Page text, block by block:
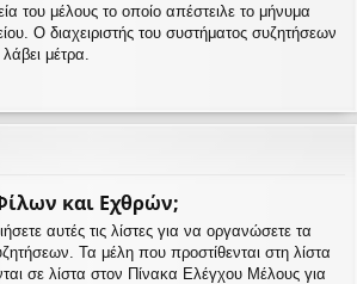
του μέλους το οποίο απέστειλε το μήνυμα
Ο διαχειριστής του συστήματος συζητήσεων
μέτρα.
και Εχθρών;
αυτές τις λίστες για να οργανώσετε τα
Τα μέλη που προστίθενται στη λίστα
σε λίστα στον Πίνακα Ελέγχου Μέλους για